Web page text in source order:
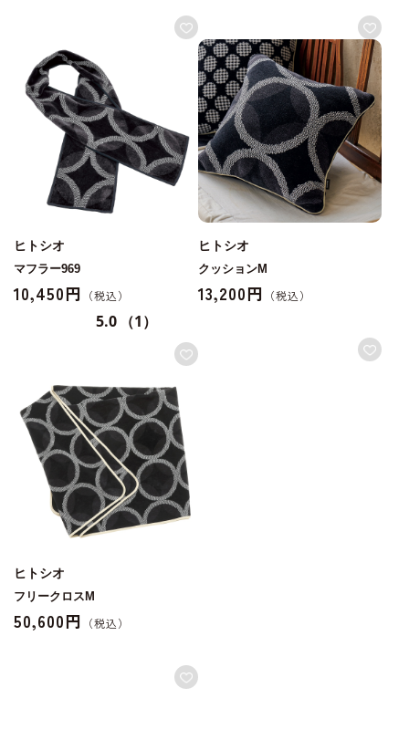
ヒトシオ
マフラー969
10,450円
5.0 （1）
ヒトシオ
クッションM
13,200円
ヒトシオ
フリークロスM
50,600円